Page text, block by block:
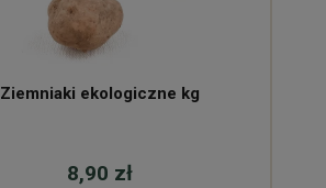
Ziemniaki ekologiczne kg
8,90 zł